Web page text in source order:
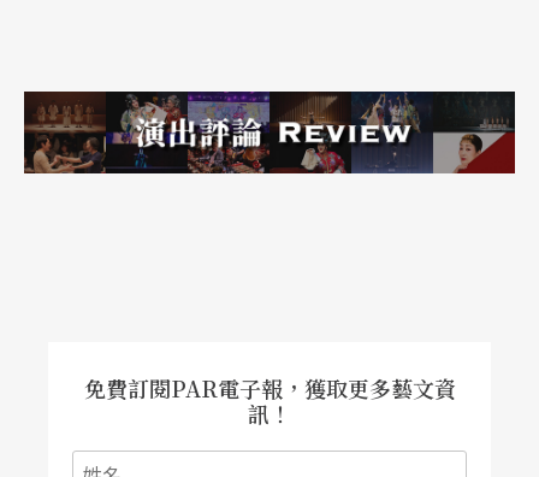
葉子彥則表示，今年是五校第一年嘗試聯演，還在
摸索、磨合、嚐鮮；漸上軌道之後，希望能成為高
夠成立「台灣青少年戲劇學會」，作為彼此交流的
平台；除了高中職教師、學生外，也希望廣納國中
免費訂閱PAR電子報，獲取更多藝文資
訊！